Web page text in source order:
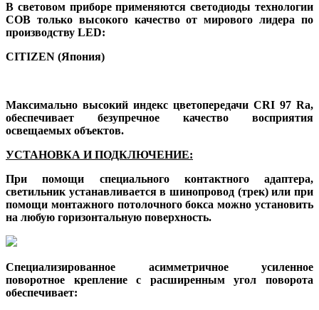
В световом приборе применяются светодиоды технологии
COB только высокого качество от мирового лидера по
производству LED:
CITIZEN (Япония)
Максимально высокий индекс цветопередачи CRI 97 Ra,
обеспечивает безупречное качество восприятия
освещаемых объектов.
УСТАНОВКА И ПОДКЛЮЧЕНИЕ:
При помощи специального контактного адаптера,
светильник устанавливается в шинопровод (трек) или при
помощи монтажного потолочного бокса можно установить
на любую горизонтальную поверхность.
Специализированное асимметричное усиленное
поворотное крепление с расширенным угол поворота
обеспечивает: